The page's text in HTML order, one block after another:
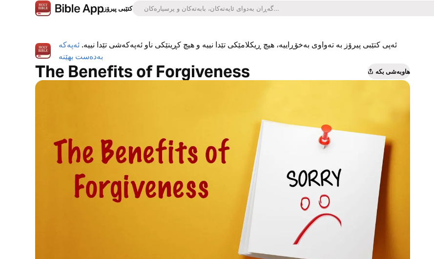
کتێبی پیرۆز
ئەپی کتێبی پیرۆز بە تەواوی بەخۆڕاییە، هیچ ڕیکلامێکی تێدا نییە و هیچ کڕینێکی ناو ئەپەکەشی تێدا نییە. ئەپەکە
بەدەست بهێنە
The Benefits of Forgiveness هاوبەشی بکە